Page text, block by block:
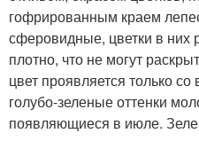
гофрированным краем
сферовидные, цветки в них
плотно, что не могут
цвет проявляется только
голубо-зеленые оттенки
появляющиеся в июле.